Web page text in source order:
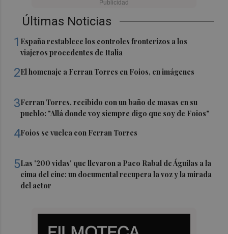
Últimas Noticias
1 España restablece los controles fronterizos a los
viajeros procedentes de Italia
2El homenaje a Ferran Torres en Foios, en imágenes
3Ferran Torres, recibido con un baño de masas en su
pueblo: "Allá donde voy siempre digo que soy de Foios"
4Foios se vuelca con Ferran Torres
5Las '200 vidas' que llevaron a Paco Rabal de Águilas a la
cima del cine: un documental recupera la voz y la mirada
del actor